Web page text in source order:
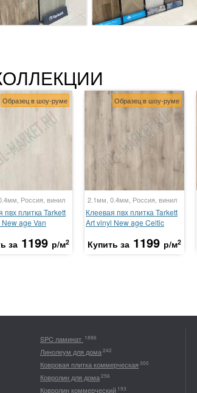
Образец в шоу-руме
Россия, винил
пвх плитка Tarkett
age Van
за 1199 р/м2
Образец в шоу-руме
2.1мм, 0.4мм, Россия, винил
Клеевая пвх плитка Tarkett
Art vinyl New age Celtic
Купить за 1199 р/м2
SPC ламинат 1886
Линолеум для дома242
Ковровая плитка коммерческая 300
Ковролин для дома256
Ковролин коммерческий 193